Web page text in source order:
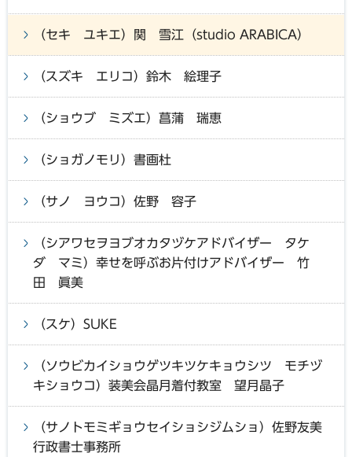
（セキ ユキエ）関 雪江（studio ARABICA）
（スズキ エリコ）鈴木 絵理子
（ショウブ ミズエ）菖蒲 瑞恵
（ショガノモリ）書画杜
（サノ ヨウコ）佐野 容子
（シアワセヲヨブオカタヅケアドバイザー タケ
ダ マミ）幸せを呼ぶお片付けアドバイザー 竹
田 眞美
（スケ）SUKE
（ソウビカイショウゲツキツケキョウシツ モチヅ
キショウコ）装美会晶月着付教室 望月晶子
（サノトモミギョウセイショシジムショ）佐野友美
行政書士事務所